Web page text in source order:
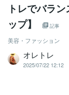
トレでバラ
ップ】
記事
美容・ファッション
オレトレ
2025/07/22 12:12